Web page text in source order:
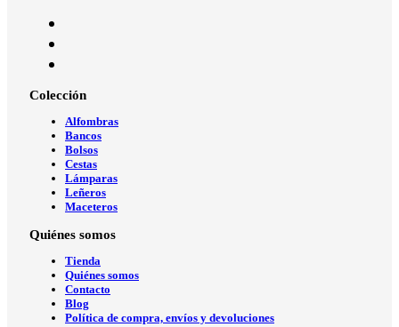
Colección
Alfombras
Bancos
Bolsos
Cestas
Lámparas
Leñeros
Maceteros
Quiénes somos
Tienda
Quiénes somos
Contacto
Blog
Política de compra, envíos y devoluciones